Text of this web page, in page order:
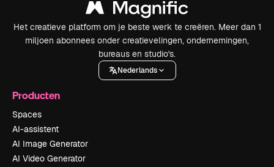
Het creatieve platform om je beste werk te creëren. Meer dan 1
miljoen abonnees onder creatievelingen, ondernemingen,
bureaus en studio's.
Nederlands
Producten
Spaces
AI-assistent
AI Image Generator
AI Video Generator